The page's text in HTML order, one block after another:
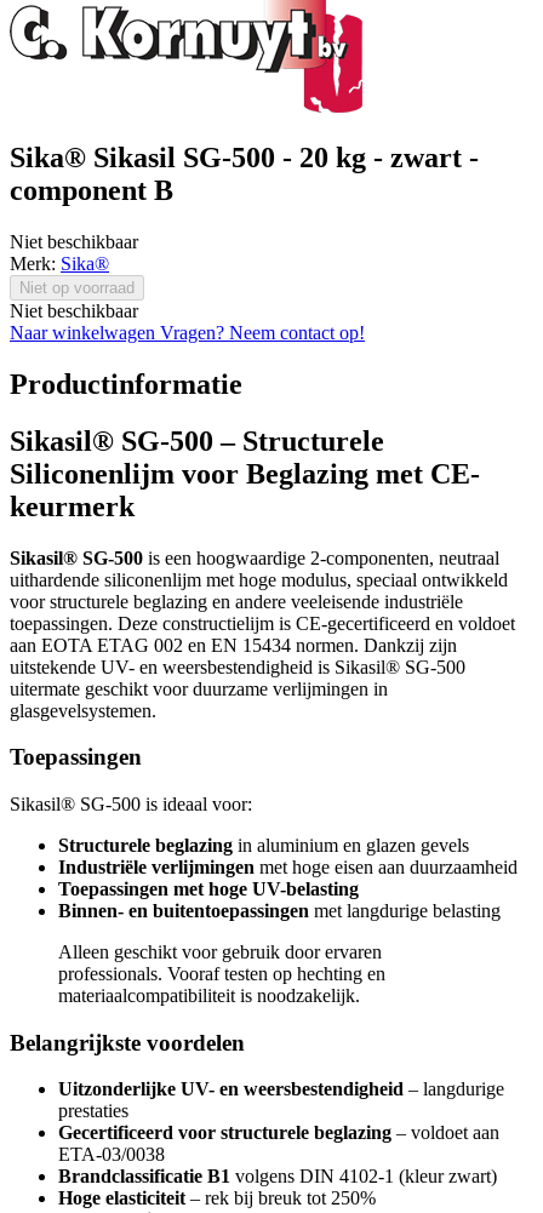
Sika® Sikasil SG-500 - 20 kg - zwart -
component B
Niet beschikbaar
Merk: Sika®
Niet op voorraad
Niet beschikbaar
Naar winkelwagen Vragen? Neem contact op!
Productinformatie
Sikasil® SG-500 – Structurele
Siliconenlijm voor Beglazing met CE-
keurmerk
Sikasil® SG-500 is een hoogwaardige 2-componenten, neutraal
uithardende siliconenlijm met hoge modulus, speciaal ontwikkeld
voor structurele beglazing en andere veeleisende industriële
toepassingen. Deze constructielijm is CE-gecertificeerd en voldoet
aan EOTA ETAG 002 en EN 15434 normen. Dankzij zijn
uitstekende UV- en weersbestendigheid is Sikasil® SG-500
uitermate geschikt voor duurzame verlijmingen in
glasgevelsystemen.
Toepassingen
Sikasil® SG-500 is ideaal voor:
Structurele beglazing in aluminium en glazen gevels
Industriële verlijmingen met hoge eisen aan duurzaamheid
Toepassingen met hoge UV-belasting
Binnen- en buitentoepassingen met langdurige belasting
Alleen geschikt voor gebruik door ervaren
professionals. Vooraf testen op hechting en
materiaalcompatibiliteit is noodzakelijk.
Belangrijkste voordelen
Uitzonderlijke UV- en weersbestendigheid – langdurige
prestaties
Gecertificeerd voor structurele beglazing – voldoet aan
ETA-03/0038
Brandclassificatie B1 volgens DIN 4102-1 (kleur zwart)
Hoge elasticiteit– rek bij breuk tot 250%